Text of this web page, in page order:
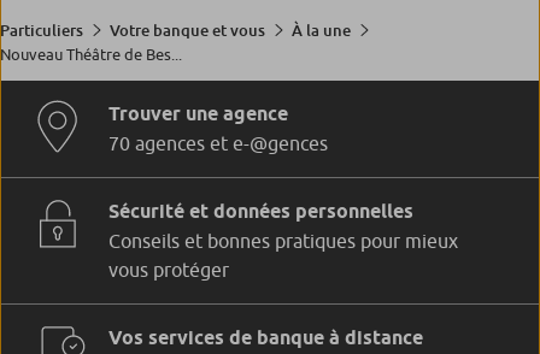
Particuliers Votre banque et vous
À la une
Nouveau Théâtre de Bes...
Trouver une agence
70 agences et e-@gences
Sécurité et données personnelles
Conseils et bonnes pratiques pour mieux
vous protéger
Vos services de banque à distance